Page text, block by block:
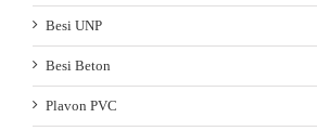
Besi UNP
Besi Beton
Plavon PVC